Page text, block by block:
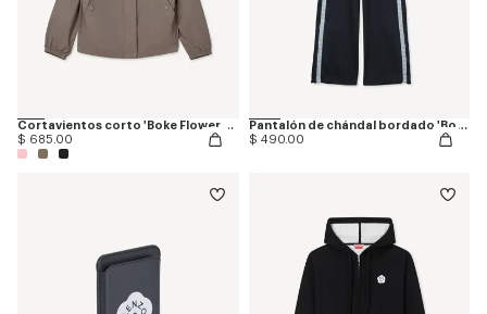
Cortavientos corto 'Boke Flower 2.0'
$ 685.00
Pantalón de chándal bordado 'Boke Flower 2.0'
$ 490.00